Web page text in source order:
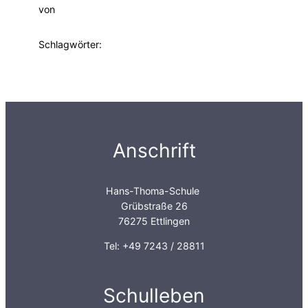
von
Schlagwörter:
Anschrift
Hans-Thoma-Schule
Grübstraße 26
76275 Ettlingen
Tel: +49 7243 / 28811
Schulleben